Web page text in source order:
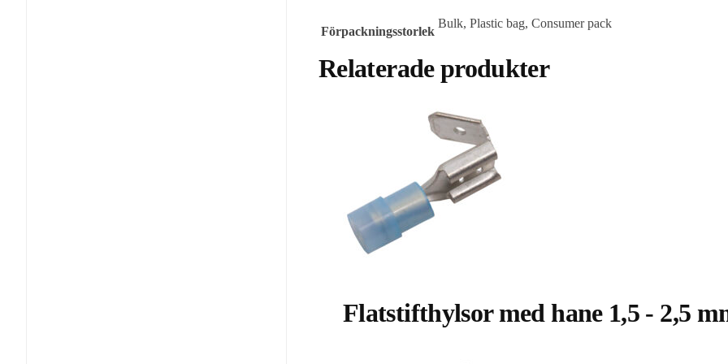
Förpackningsstorlek
Bulk, Plastic bag, Consumer pack
Relaterade produkter
Flatstifthylsor med hane 1,5 - 2,5